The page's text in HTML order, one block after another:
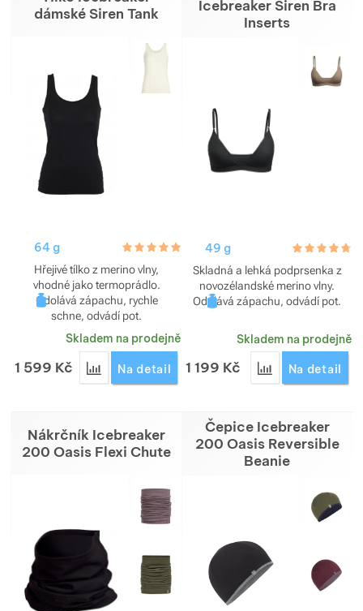
dámské Siren Tank
64 g hodnoceni_zakazniku
5.0 / 5
Hřejivé tílko z merino vlny,
vhodné jako termoprádlo.
Odolává zápachu, rychle
schne, odvádí pot.
Skladem na prodejně
1 599 Kč Přidat 'Tílko Icebreaker dámské Siren Tank' k
Na detail
Icebreaker Siren Bra
Inserts
49 g
4.7 / 5
Skladná a lehká podprsenka z
novozélandské merino vlny.
Odolává zápachu, odvádí pot.
Skladem na prodejně
1 199 Kč PřidatNa detail
Nákrčník Icebreaker
200 Oasis Flexi Chute
Čepice Icebreaker
200 Oasis Reversible
Beanie